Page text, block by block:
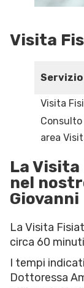
Visita
Servizio
Visita
Consulto
area
La
nel
Giovanni
La Visita
circa 60
I tempi
Dottoressa